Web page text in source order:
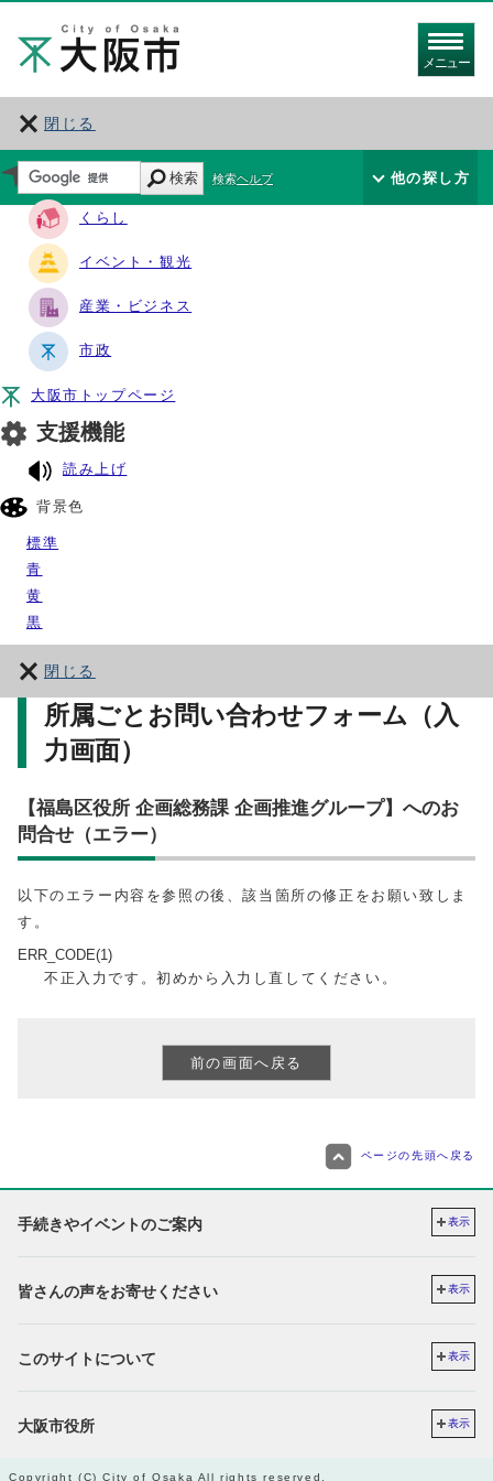
メニュー
閉じる
サイト・ナビ
くらし
イベント・観光
産業・ビジネス
市政
大阪市トップページ
支援機能
読み上げ
背景色
標準
青
黄
黒
閉じる
検索 検索ヘルプ 他の探し方
所属ごとお問い合わせフォーム（入
力画面）
【福島区役所 企画総務課 企画推進グループ】へのお
問合せ（エラー）
以下のエラー内容を参照の後、該当箇所の修正をお願い致しま
す。
ERR_CODE(1)
不正入力です。初めから入力し直してください。
ページの先頭へ戻る
手続きやイベントのご案内 表示
皆さんの声をお寄せください 表示
このサイトについて 表示
大阪市役所 表示
Copyright (C) City of Osaka All rights reserved.